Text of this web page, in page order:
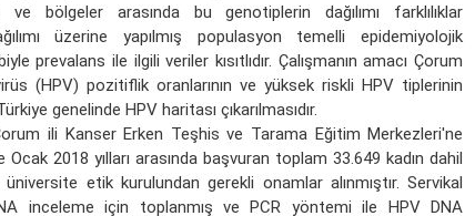
bölgeler arasında bu genotiplerin dağılımı farklılıklar
üzerine yapılmış populasyon temelli epidemiyolojik
prevalans ile ilgili veriler kısıtlıdır. Çalışmanın amacı Çorum
(HPV) pozitiflik oranlarının ve yüksek riskli HPV tiplerinin
genelinde HPV haritası çıkarılmasıdır.
ili Kanser Erken Teşhis ve Tarama Eğitim Merkezleri'ne
2018 yılları arasında başvuran toplam 33.649 kadın dahil
etik kurulundan gerekli onamlar alınmıştır. Servikal
inceleme için toplanmış ve PCR yöntemi ile HPV DNA